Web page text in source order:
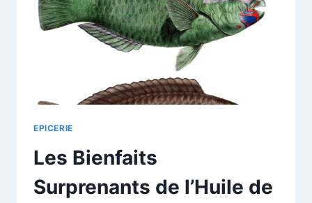
SANTÉ
:
UN
GUIDE
EPICERIE
Les Bienfaits
Surprenants de l’Huile de